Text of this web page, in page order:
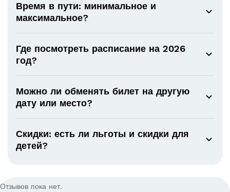
Время в пути: минимальное и
максимальное?
Где посмотреть расписание на 2026
год?
Можно ли обменять билет на другую
дату или место?
Скидки: есть ли льготы и скидки для
детей?
Отзывов пока нет.